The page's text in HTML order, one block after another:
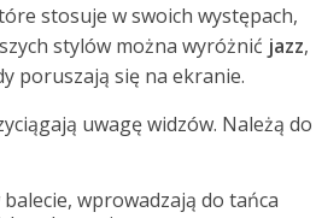
stosuje w swoich występach,
stylów można wyróżnić jazz,
poruszają się na ekranie.
uwagę widzów. Należą do
wprowadzają do tańca